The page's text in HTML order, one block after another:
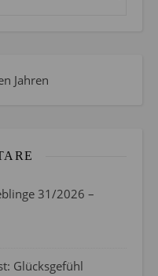
Jahren
31/2026 –
Glücksgefühl